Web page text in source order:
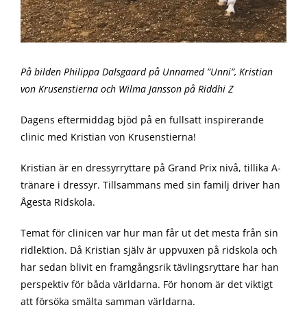
På bilden Philippa Dalsgaard på Unnamed ”Unni”, Kristian
von Krusenstierna och Wilma Jansson på Riddhi Z
Dagens eftermiddag bjöd på en fullsatt inspirerande
clinic med Kristian von Krusenstierna!
Kristian är en dressyrryttare på Grand Prix nivå, tillika A-
tränare i dressyr. Tillsammans med sin familj driver han
Ågesta Ridskola.
Temat för clinicen var hur man får ut det mesta från sin
ridlektion. Då Kristian själv är uppvuxen på ridskola och
har sedan blivit en framgångsrik tävlingsryttare har han
perspektiv för båda världarna. För honom är det viktigt
att försöka smälta samman världarna.